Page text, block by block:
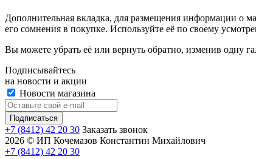
Дополнительная вкладка, для размещения информации о
его сомнения в покупке. Используйте её по своему
Вы можете убрать её или вернуть обратно, изменив одну
Подписывайтесь
на новости и акции
Новости магазина
+7 (8412) 42 20 30 Заказать звонок
2026 © ИП Кочемазов Константин Михайлович
+7 (8412) 42 20 30